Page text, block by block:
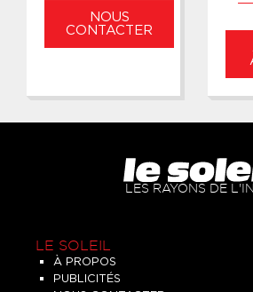
NOUS
CONTACTER
LES RAYONS DE
LE SOLEIL
À PROPOS
PUBLICITÉS